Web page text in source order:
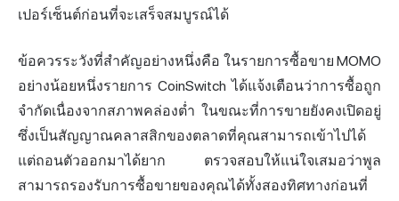
เปอร์เซ็นต์ก่อนที่จะเสร็จสมบูรณ์ได้
ข้อควรระวังที่สำคัญอย่างหนึ่งคือ ในรายการซื้อขาย MOMO
อย่างน้อยหนึ่งรายการ CoinSwitch ได้แจ้งเตือนว่าการซื้อถูก
จำกัดเนื่องจากสภาพคล่องต่ำ ในขณะที่การขายยังคงเปิดอยู่
ซึ่งเป็นสัญญาณคลาสสิกของตลาดที่คุณสามารถเข้าไปได้
แต่ถอนตัวออกมาได้ยาก ตรวจสอบให้แน่ใจเสมอว่าพูล
สามารถรองรับการซื้อขายของคุณได้ทั้งสองทิศทางก่อนที่